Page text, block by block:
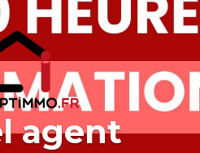
agent